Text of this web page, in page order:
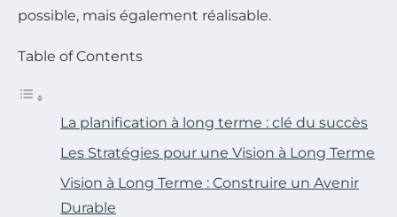
possible, mais également réalisable.
Table of Contents
La planification à long terme : clé du succès
Les Stratégies pour une Vision à Long Terme
Vision à Long Terme : Construire un Avenir
Durable